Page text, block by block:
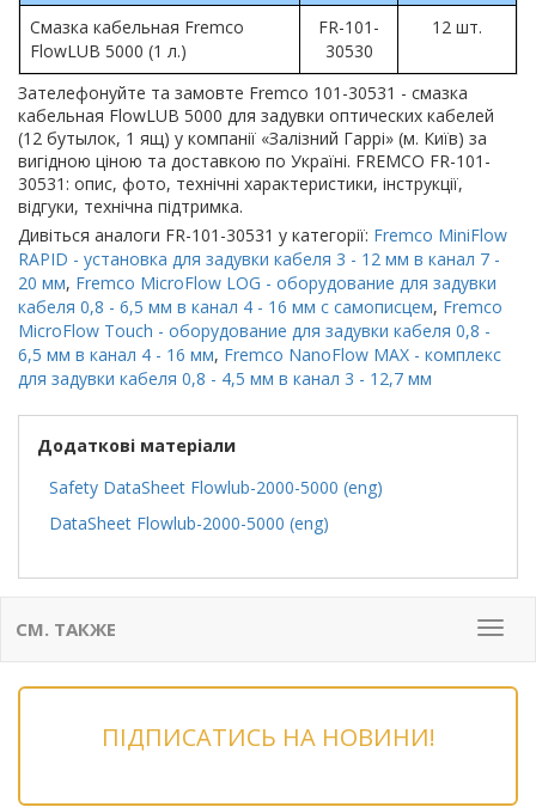
Смазка кабельная Fremco
FlowLUB 5000 (1 л.)
FR-101-
30530
12 шт.
Зателефонуйте та замовте Fremco 101-30531 - смазка
кабельная FlowLUB 5000 для задувки оптических кабелей
(12 бутылок, 1 ящ) у компанії «Залізний Гаррі» (м. Київ) за
вигідною ціною та доставкою по Україні. FREMCO FR-101-
30531: опис, фото, технічні характеристики, інструкції,
відгуки, технічна підтримка.
Дивіться аналоги FR-101-30531 у категорії: Fremco MiniFlow
RAPID - установка для задувки кабеля 3 - 12 мм в канал 7 -
20 мм, Fremco MicroFlow LOG - оборудование для задувки
кабеля 0,8 - 6,5 мм в канал 4 - 16 мм с самописцем, Fremco
MicroFlow Touch - оборудование для задувки кабеля 0,8 -
6,5 мм в канал 4 - 16 мм, Fremco NanoFlow MAX - комплекс
для задувки кабеля 0,8 - 4,5 мм в канал 3 - 12,7 мм
Додаткові матеріали
Safety DataSheet Flowlub-2000-5000 (eng)
DataSheet Flowlub-2000-5000 (eng)
Меню
СМ. ТАКЖЕ
ПІДПИСАТИСЬ НА НОВИНИ!